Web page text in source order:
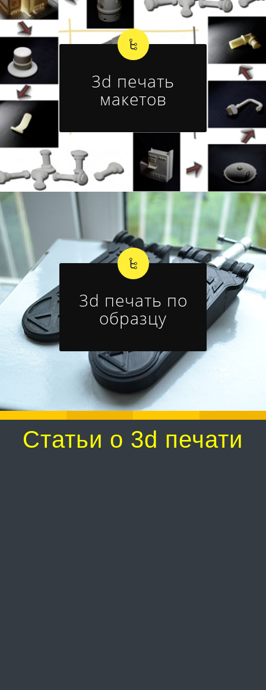
3d печать
макетов
3d печать по
образцу
Статьи о 3d печати